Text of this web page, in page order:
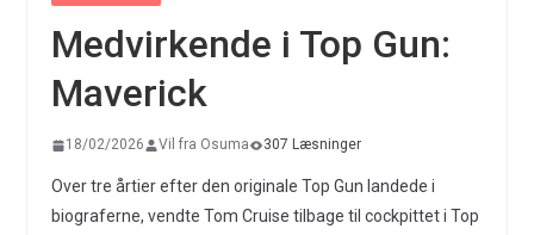
Medvirkende i Top Gun:
Maverick
18/02/2026 Vil fra Osuma 307 Læsninger
Over tre årtier efter den originale Top Gun landede i
biograferne, vendte Tom Cruise tilbage til cockpittet i Top